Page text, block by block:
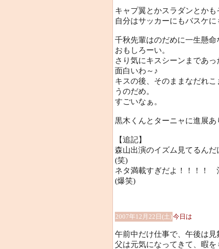
キャプ翼とかスラダンとか
自分はサッカーにもバスケ
千秋先輩はのだめに一生懸
おもしろーい。
さり気にキスシーンまであ
面白いわ～♪
キスの後、そのままなだれ
うのだめ。
すごいなぁ。
黒木くんとターニャに進展
【追記】
森山出演のイズム見てるん
(笑)
ネタ満載すぎだよ！！！！
(爆笑)
2007年12月22日(土)今日は
午前中だけ仕事で、午後は
父は元気になってきて、暇